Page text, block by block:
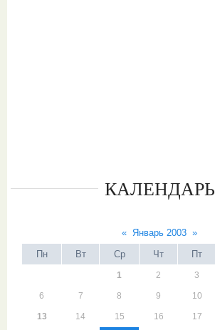
КАЛЕНДАРЬ
« Январь 2003 »
Пн
Вт Ср Чт Пт
1 2 3
6 7 8 9 10
13 14 15 16 17